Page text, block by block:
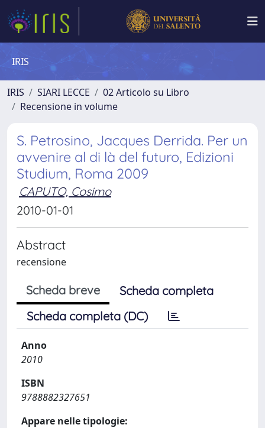
IRIS
IRIS SIARI LECCE
02 Articolo su Libro
Recensione in volume
S. Petrosino, Jacques Derrida. Per un
avvenire al di là del futuro, Edizioni
Studium, Roma 2009
CAPUTO, Cosimo
2010-01-01
Abstract
recensione
Scheda breve
Scheda completa
Scheda completa (DC)
Anno
2010
ISBN
9788882327651
Appare nelle tipologie: